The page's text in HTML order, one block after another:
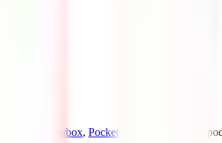
Castbox, PocketCast o en tu app de